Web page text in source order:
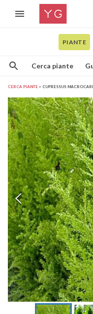
PIANTE
Cerca piante
CERCA PIANTE CUPRESSUS